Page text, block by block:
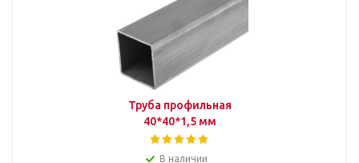
Труба профильная
40*40*1,5 мм
В наличии